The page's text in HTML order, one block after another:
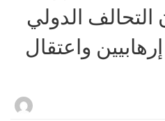
الدولي
يسفر عن قتل 3 إرهابيين واعتقال